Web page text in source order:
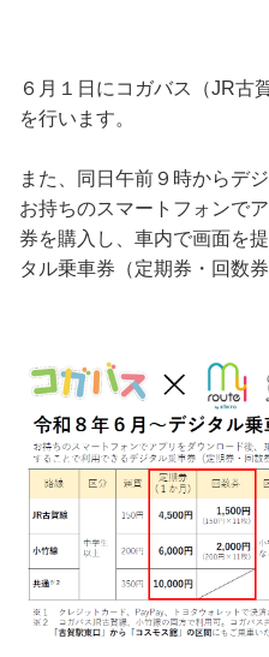
６月１日にコガバス（JR古
を行います。
また、同日午前９時からデ
お持ちのスマートフォンで
券を購入し、車内で画面を
タル乗車券（定期券・回数